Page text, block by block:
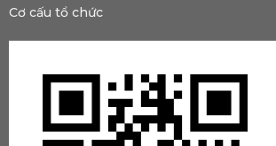
Cơ cấu tổ chức